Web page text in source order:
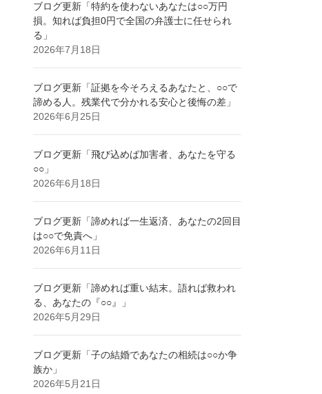
ブログ更新「特約を使わないあなたは○○万円
損。知れば負担0円で全国の弁護士に任せられ
る」
2026年7月18日
ブログ更新「証拠を今そろえるあなたと、○○で
諦める人。残業代で分かれる安心と後悔の差」
2026年6月25日
ブログ更新「飛び込めば加害者、あなたを守る
○○」
2026年6月18日
ブログ更新「諦めれば一生返済、あなたの2回目
は○○で免責へ」
2026年6月11日
ブログ更新「諦めれば重い結末。語れば救われ
る、あなたの『○○』」
2026年5月29日
ブログ更新「子の結婚であなたの相続は○○か争
族か」
2026年5月21日